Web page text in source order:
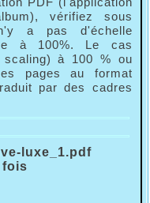
vérifiez sous
a pas d'échelle
à 100%. Le cas
scaling) à 100 % ou
pages au format
par des cadres
luxe_1.pdf
fois